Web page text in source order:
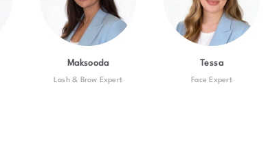
Maksooda
Lash & Brow Expert
Tessa
Face Expert